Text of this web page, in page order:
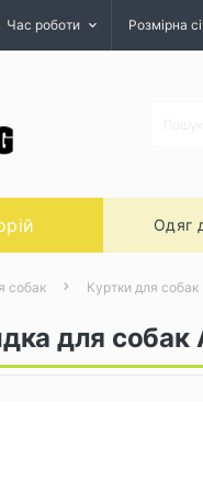
Час роботи Розмірна
Одяг
собак Куртки для собак
для собак